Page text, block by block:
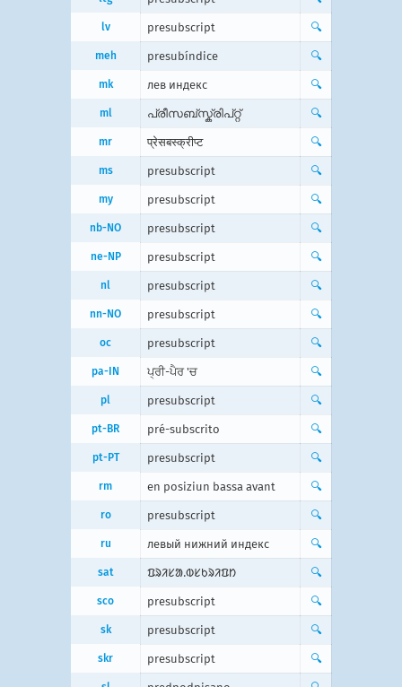
lv presubscript 🔍
meh presubíndice 🔍
mk лев индекс 🔍
ml പ്രീസബ്‌‌സ്ക്രിപ്റ്റ് 🔍
mr प्रेसबस्क्रीप्ट 🔍
ms presubscript 🔍
my presubscript 🔍
nb-NO presubscript 🔍
ne-NP presubscript 🔍
nl presubscript 🔍
nn-NO presubscript 🔍
oc presubscript 🔍
pa-IN ਪ੍ਰੀ-ਪੈਰ 'ਚ 🔍
pl presubscript 🔍
pt-BR pré-subscrito 🔍
pt-PT presubscript 🔍
rm en posiziun bassa avant 🔍
ro presubscript 🔍
ru левый нижний индекс 🔍
sat ᱯᱨᱤᱥᱟᱹᱵᱥᱠᱨᱤᱯᱴ 🔍
sco presubscript 🔍
sk presubscript 🔍
skr presubscript 🔍